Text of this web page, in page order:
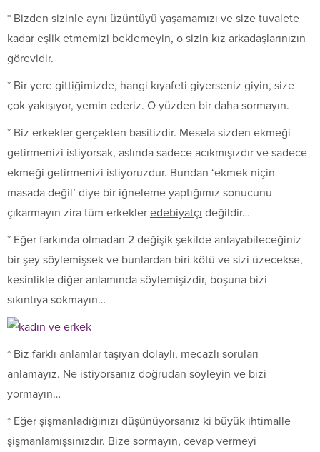
* Bizden sizinle aynı üzüntüyü yaşamamızı ve size tuvalete
kadar eşlik etmemizi beklemeyin, o sizin kız arkadaşlarınızın
görevidir.
* Bir yere gittiğimizde, hangi kıyafeti giyerseniz giyin, size
çok yakışıyor, yemin ederiz. O yüzden bir daha sormayın.
* Biz erkekler gerçekten basitizdir. Mesela sizden ekmeği
getirmenizi istiyorsak, aslında sadece acıkmışızdır ve sadece
ekmeği getirmenizi istiyoruzdur. Bundan ‘ekmek niçin
masada değil’ diye bir iğneleme yaptığımız sonucunu
çıkarmayın zira tüm erkekler edebiyatçı değildir…
* Eğer farkında olmadan 2 değişik şekilde anlayabileceğiniz
bir şey söylemişsek ve bunlardan biri kötü ve sizi üzecekse,
kesinlikle diğer anlamında söylemişizdir, boşuna bizi
sıkıntıya sokmayın…
* Biz farklı anlamlar taşıyan dolaylı, mecazlı soruları
anlamayız. Ne istiyorsanız doğrudan söyleyin ve bizi
yormayın…
* Eğer şişmanladığınızı düşünüyorsanız ki büyük ihtimalle
şişmanlamışsınızdır. Bize sormayın, cevap vermeyi